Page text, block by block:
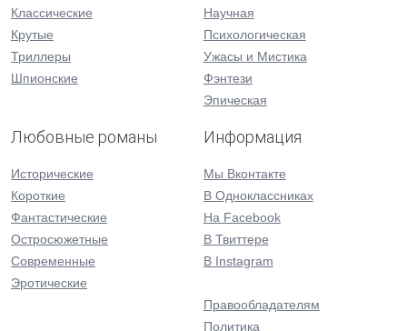
Классические
Крутые
Триллеры
Шпионские
Научная
Психологическая
Ужасы и Мистика
Фэнтези
Эпическая
Любовные романы
Исторические
Короткие
Фантастические
Остросюжетные
Современные
Эротические
Информация
Мы Вконтакте
В Одноклассниках
На Facebook
В Твиттере
В Instagram
Правообладателям
Политика